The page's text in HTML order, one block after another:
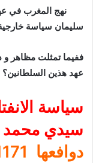
نهج المغرب في عهد
سليمان سياسة خارجية
ففيما تمثلت مظاهر و
عهد هذين السلطانين؟
سياسة
سيدي محمد
دوافعها 1171-1204هـ/